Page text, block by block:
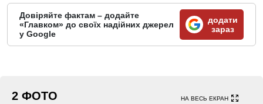
Довіряйте фактам – додайте
«Главком» до своїх надійних джерел
у Google
додати
зараз
2 ФОТО НА ВЕСЬ ЕКРАН